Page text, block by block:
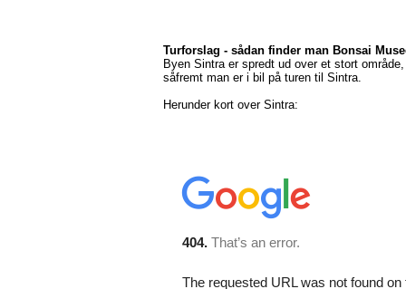
Turforslag - sådan finder man Bonsai
Byen Sintra er spredt ud over et stort
såfremt man er i bil på turen til Sintra.
Herunder kort over Sintra: